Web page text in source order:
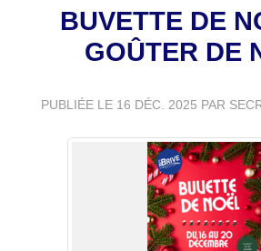
BUVETTE DE
GOÛTER DE
PUBLIÉE LE 16 DÉC. 2025 PAR